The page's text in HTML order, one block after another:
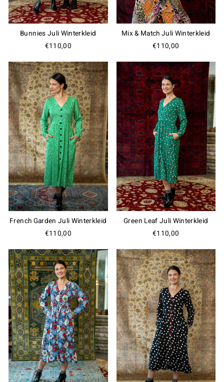
Bunnies Juli Winterkleid
€110,00
Mix & Match Juli Winterkleid
€110,00
French Garden Juli Winterkleid
€110,00
Green Leaf Juli Winterkleid
€110,00
Do You Want Us to Be Friends?
Join our Members Club, enjoy special offers and
exclusive updates, get 10% OFF on your first order
and a free gift card on your birthday!